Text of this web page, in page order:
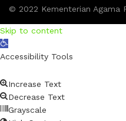
© 2022 Kementerian Agama
Skip to content
Open
toolbar
Accessibility Tools
Increase Text
Decrease Text
Grayscale